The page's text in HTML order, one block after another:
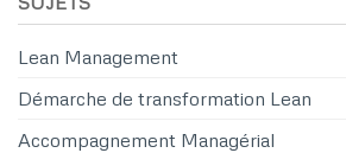
Lean Management
Démarche de transformation Lean
Accompagnement Managérial